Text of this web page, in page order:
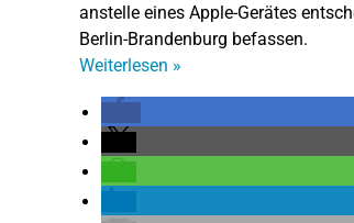
anstelle eines Apple-Gerätes
Berlin-Brandenburg befassen.
Weiterlesen »